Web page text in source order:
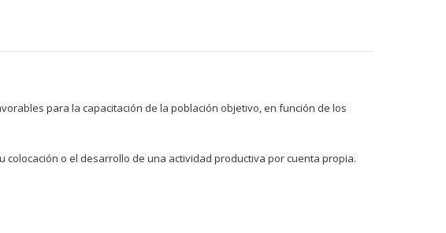
para la capacitación de la población objetivo, en función de los
o el desarrollo de una actividad productiva por cuenta propia.